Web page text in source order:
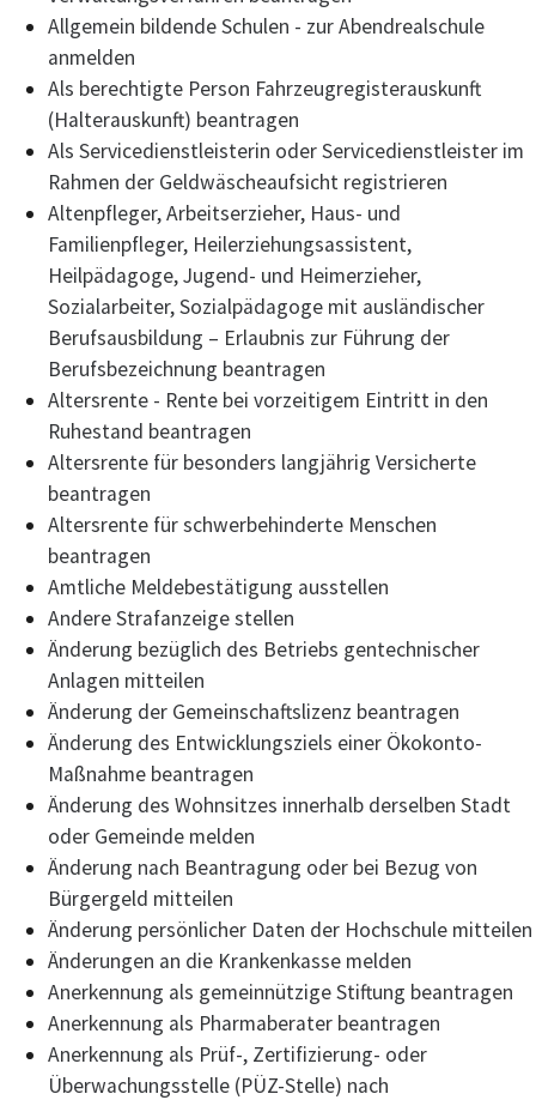
Allgemein bildende Schulen - zur Abendrealschule
anmelden
Als berechtigte Person Fahrzeugregisterauskunft
(Halterauskunft) beantragen
Als Servicedienstleisterin oder Servicedienstleister im
Rahmen der Geldwäscheaufsicht registrieren
Altenpfleger, Arbeitserzieher, Haus- und
Familienpfleger, Heilerziehungsassistent,
Heilpädagoge, Jugend- und Heimerzieher,
Sozialarbeiter, Sozialpädagoge mit ausländischer
Berufsausbildung – Erlaubnis zur Führung der
Berufsbezeichnung beantragen
Altersrente - Rente bei vorzeitigem Eintritt in den
Ruhestand beantragen
Altersrente für besonders langjährig Versicherte
beantragen
Altersrente für schwerbehinderte Menschen
beantragen
Amtliche Meldebestätigung ausstellen
Andere Strafanzeige stellen
Änderung bezüglich des Betriebs gentechnischer
Anlagen mitteilen
Änderung der Gemeinschaftslizenz beantragen
Änderung des Entwicklungsziels einer Ökokonto-
Maßnahme beantragen
Änderung des Wohnsitzes innerhalb derselben Stadt
oder Gemeinde melden
Änderung nach Beantragung oder bei Bezug von
Bürgergeld mitteilen
Änderung persönlicher Daten der Hochschule mitteilen
Änderungen an die Krankenkasse melden
Anerkennung als gemeinnützige Stiftung beantragen
Anerkennung als Pharmaberater beantragen
Anerkennung als Prüf-, Zertifizierung- oder
Überwachungsstelle (PÜZ-Stelle) nach